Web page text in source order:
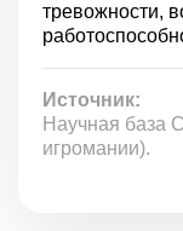
тревожности,
Источник:
Научная база
игромании).